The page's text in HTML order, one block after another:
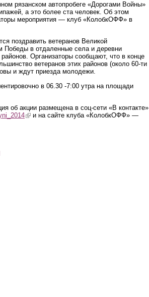
рязанском автопробеге «Дорогами Войны»
а это более ста человек. Об этом
мероприятия — клуб «КолобкОФФ» в
поздравить ветеранов Великой
Победы в отдаленные села и деревни
Организаторы сообщают, что в конце
ветеранов этих районов (около 60-ти
и ждут приезда молодежи.
в 06.30 -7:00 утра на площади
об акции размещена в соц-сети «В контакте»
(link is external)
и на сайте клуба «КолобкОФФ» —
external)